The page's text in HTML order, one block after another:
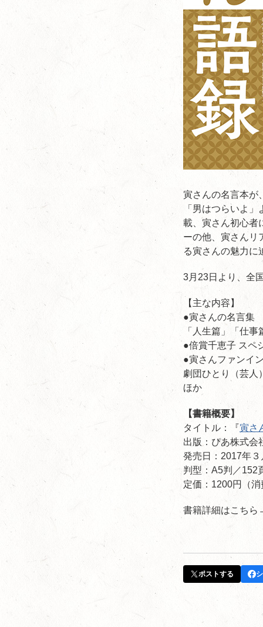
寅さんの名言本が
「男はつらいよ
載、寅さん初心者
ーの他、寅さんリ
る寅さんの魅力に
3月23日より、全
【主な内容】
●寅さんの名言集
「人生篇」「仕
●倍賞千恵子 スペ
●寅さんファンイ
劇団ひとり（芸人
ほか
【書籍概要】
タイトル：『寅さ
出版：ぴあ株式会
発売日：2017年３
判型：A5判／152
定価：1200円（
書籍詳細はこち
ポストする